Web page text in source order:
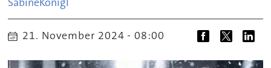
21. November 2024 - 08:00